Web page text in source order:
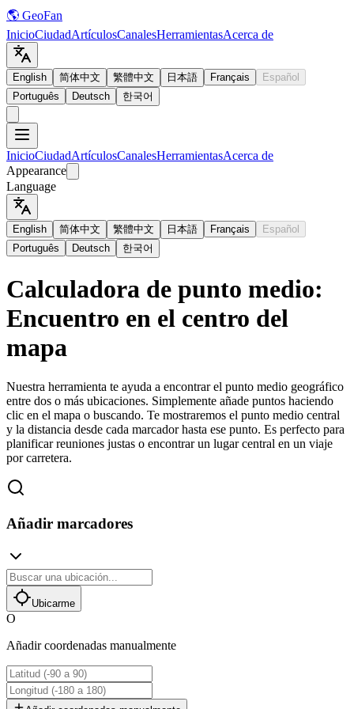
🌎 GeoFan
InicioCiudadArtículosCanalesHerramientasAcerca de
English 简体中文 繁體中文 日本語 Français
Español
Português
Deutsch 한국어
InicioCiudadArtículosCanalesHerramientasAcerca de
Appearance
Language
English 简体中文 繁體中文 日本語 Français
Español
Português
Deutsch 한국어
Calculadora de punto medio:
Encuentro en el centro del
mapa
Nuestra herramienta te ayuda a encontrar el punto medio geográfico
entre dos o más ubicaciones. Simplemente añade puntos haciendo
clic en el mapa o buscando. Te mostraremos el punto medio central
y la distancia desde cada marcador hasta ese punto. Es perfecto para
planificar reuniones justas o encontrar un lugar central en un viaje
por carretera.
Añadir marcadores
Ubicarme
O
Añadir coordenadas manualmente